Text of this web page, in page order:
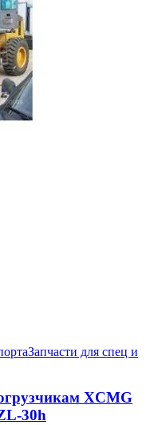
Запчасти для спец и
XCMG
30h